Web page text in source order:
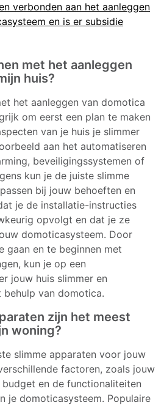
verbonden aan het aanleggen
en is er subsidie
met het aanleggen
huis?
het aanleggen van domotica
om eerst een plan te maken
van je huis je slimmer
aan het automatiseren
beveiligingssystemen of
kun je de juiste slimme
bij jouw behoeften en
je de installatie-instructies
opvolgt en dat je ze
domoticasysteem. Door
gaan en te beginnen met
kun je op een
jouw huis slimmer en
van domotica.
zijn het meest
woning?
slimme apparaten voor jouw
factoren, zoals jouw
en de functionaliteiten
je domoticasysteem. Populaire